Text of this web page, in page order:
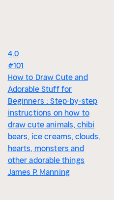
4.0
#101
How to Draw Cute and
Adorable Stuff for
Beginners : Step-by-step
instructions on how to
draw cute animals, chibi
bears, ice creams, clouds,
hearts, monsters and
other adorable things
James P. Manning